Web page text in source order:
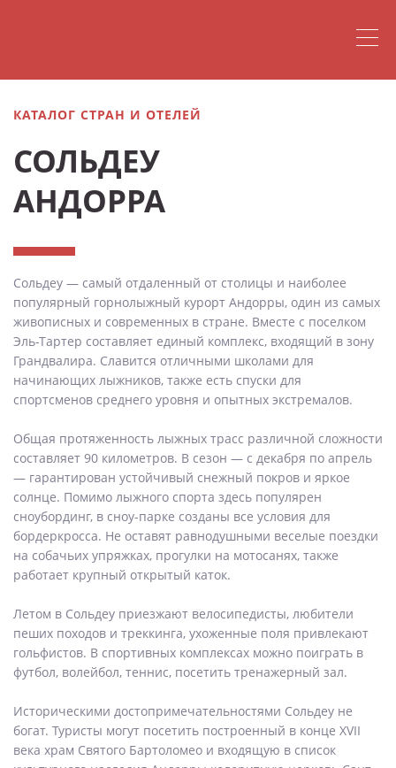
КАТАЛОГ СТРАН И ОТЕЛЕЙ
СОЛЬДЕУ
АНДОРРА
Сольдеу — самый отдаленный от столицы и наиболее
популярный горнолыжный курорт Андорры, один из самых
живописных и современных в стране. Вместе с поселком
Эль-Тартер составляет единый комплекс, входящий в зону
Грандвалира. Славится отличными школами для
начинающих лыжников, также есть спуски для
спортсменов среднего уровня и опытных экстремалов.
Общая протяженность лыжных трасс различной сложности
составляет 90 километров. В сезон — с декабря по апрель
— гарантирован устойчивый снежный покров и яркое
солнце. Помимо лыжного спорта здесь популярен
сноубординг, в сноу-парке созданы все условия для
бордеркросса. Не оставят равнодушными веселые поездки
на собачьих упряжках, прогулки на мотосанях, также
работает крупный открытый каток.
Летом в Сольдеу приезжают велосипедисты, любители
пеших походов и треккинга, ухоженные поля привлекают
гольфистов. В спортивных комплексах можно поиграть в
футбол, волейбол, теннис, посетить тренажерный зал.
Историческими достопримечательностями Сольдеу не
богат. Туристы могут посетить построенный в конце XVII
века храм Святого Бартоломео и входящую в список